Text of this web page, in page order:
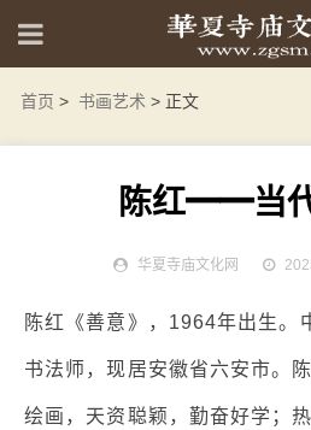
首页 > 书画艺术 > 正文
陈红━━当
华夏寺庙文化网
陈红《善意》，1964年出生。
书法师，现居安徽省六安市。
绘画，天资聪颖，勤奋好学；